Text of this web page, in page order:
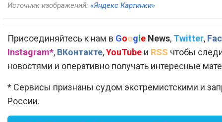
Источник изображений: «Яндекс Картинки»
Присоединяйтесь к нам в Google News, Twitter,
Instagram*, ВКонтакте,YouTube и RSS чтобы
новостями и оперативно получать интересные
* Сервисы признаны судом экстремистскими и
России.